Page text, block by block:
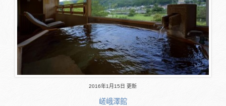
2016年1月15日 更新
嵯峨澤館